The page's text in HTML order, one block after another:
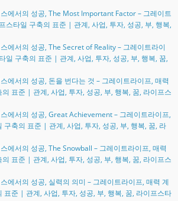
에서의 성공, The Most Important Factor – 그레이트
스타일 구축의 표준 | 관계, 사업, 투자, 성공, 부, 행복,
에서의 성공, The Secret of Reality – 그레이트라이
일 구축의 표준 | 관계, 사업, 투자, 성공, 부, 행복, 꿈,
에서의 성공, 돈을 번다는 것 – 그레이트라이프, 매력
표준 | 관계, 사업, 투자, 성공, 부, 행복, 꿈, 라이프스
에서의 성공, Great Achievement – 그레이트라이프,
구축의 표준 | 관계, 사업, 투자, 성공, 부, 행복, 꿈, 라
에서의 성공, The Snowball – 그레이트라이프, 매력
표준 | 관계, 사업, 투자, 성공, 부, 행복, 꿈, 라이프스
에서의 성공, 실력의 의미 – 그레이트라이프, 매력 계
표준 | 관계, 사업, 투자, 성공, 부, 행복, 꿈, 라이프스타